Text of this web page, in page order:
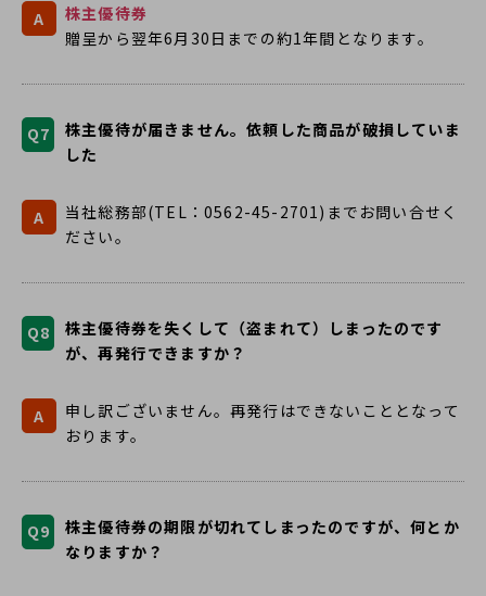
A
株主優待券
贈呈から翌年6月30日までの約1年間となります。
Q7
株主優待が届きません。依頼した商品が破損していま
した
A
当社総務部(TEL：0562-45-2701)までお問い合せく
ださい。
Q8
株主優待券を失くして（盗まれて）しまったのです
が、再発行できますか？
A
申し訳ございません。再発行はできないこととなって
おります。
Q9
株主優待券の期限が切れてしまったのですが、何とか
なりますか？